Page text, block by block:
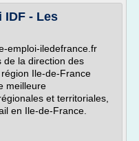
IDF - Les
emploi-iledefrance.fr
de la direction des
Ile-de-France
meilleure
et territoriales,
en Ile-de-France.